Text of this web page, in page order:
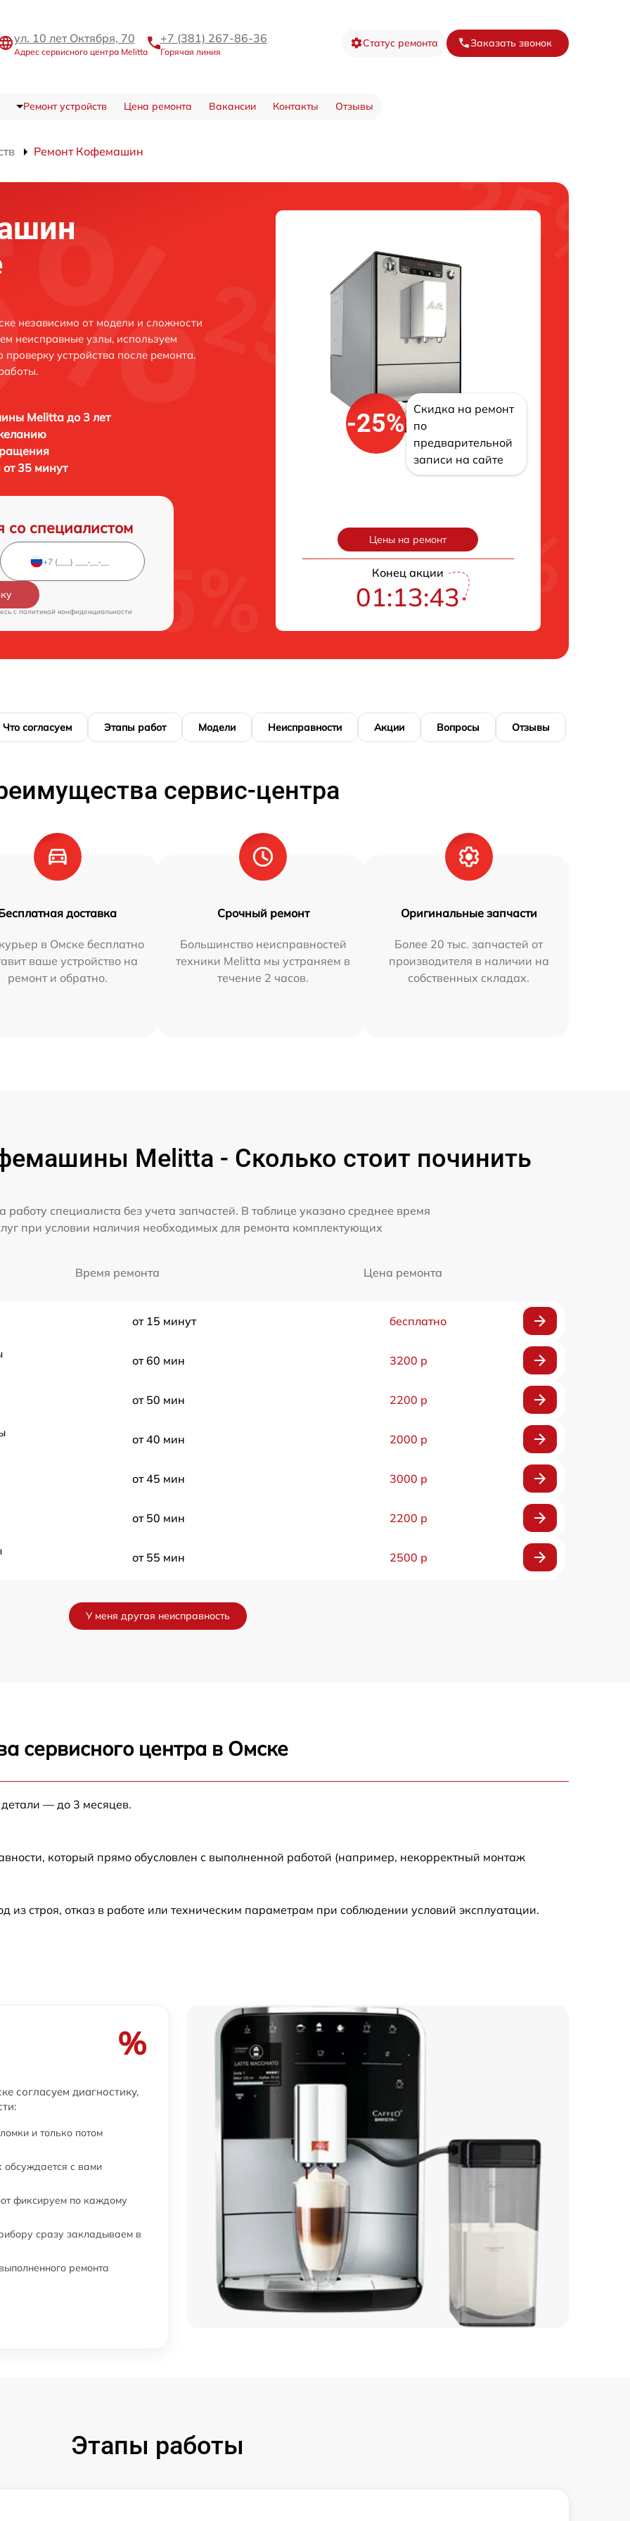
ул. 10 лет Октября, 70
Адрес сервисного центра Melitta
+7 (381) 267-86-36
Горячая линия
Статус ремонта Заказать звонок
Ремонт устройств Цена ремонта Вакансии Контакты Отзывы
Ремонт Кофемашин
независимо от модели и сложности
неисправные узлы, используем
устройства после ремонта.
Melitta до 3 лет
35 минут
со специалистом
cполитикой конфиденциальности
-25%
Скидка на ремонт
по
предварительной
записи на сайте
Цены на ремонт
Конец акции
01:13:42
Что согласуем Этапы работ Модели Неисправности Акции Вопросы Отзывы
сервис-центра
доставка
в Омске бесплатно
ваше устройство на
ремонт и обратно.
Срочный ремонт
Большинство неисправностей
техники Melitta мы устраняем в
течение 2 часов.
Оригинальные запчасти
Более 20 тыс. запчастей от
производителя в наличии на
собственных складах.
Melitta - Сколько стоит починить
работу специалиста без учета запчастей. В таблице указано среднее время
при условии наличия необходимых для ремонта комплектующих
Время ремонта Цена ремонта
от 15 минут бесплатно
от 60 мин 3200 р
от 50 мин 2200 р
от 40 мин 2000 р
от 45 мин 3000 р
от 50 мин 2200 р
от 55 мин 2500 р
от 60 мин
У меня другая неисправность
сервисного центра в Омске
— до 3 месяцев.
который прямо обусловлен с выполненной работой (например, некорректный монтаж
строя, отказ в работе или техническим параметрам при соблюдении условий эксплуатации.
%
согласуем диагностику,
и только потом
обсуждается с вами
фиксируем по каждому
сразу закладываем в
ремонта
Этапы работы